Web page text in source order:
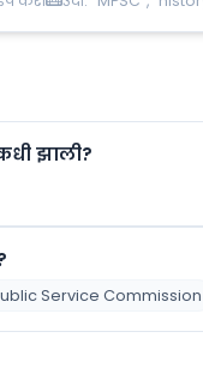
झाली?
Service Commission